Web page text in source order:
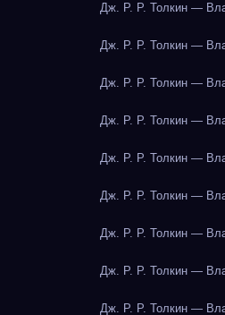
Дж. Р. Р. Толкин —
Дж. Р. Р. Толкин —
Дж. Р. Р. Толкин —
Дж. Р. Р. Толкин —
Дж. Р. Р. Толкин —
Дж. Р. Р. Толкин —
Дж. Р. Р. Толкин —
Дж. Р. Р. Толкин —
Дж. Р. Р. Толкин —